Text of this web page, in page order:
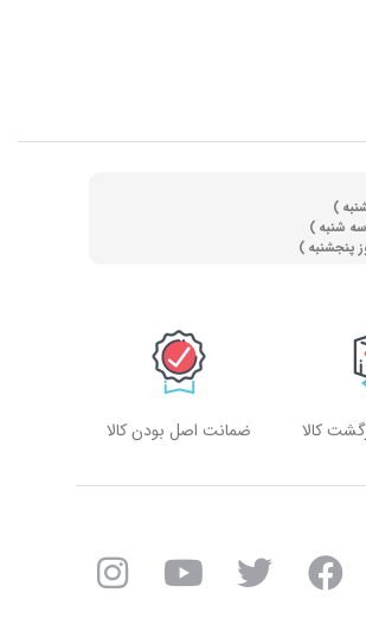
)
سه شنبه )
پنجشنبه )
ضمانت اصل بودن کالا